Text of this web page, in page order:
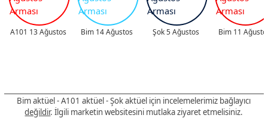
A101 13 Ağustos Bim 14 Ağustos Şok 5 Ağustos Bim 11
Bim aktüel - A101 aktüel - Şok aktüel için incelemelerimiz bağlayıcı
değildir. İlgili marketin websitesini mutlaka ziyaret etmelisiniz.